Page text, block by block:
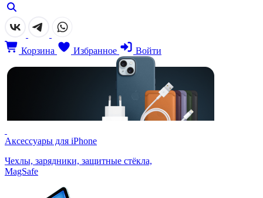
Корзина Избранное Войти
Аксессуары для iPhone
Чехлы, зарядники, защитные стёкла,
MagSafe